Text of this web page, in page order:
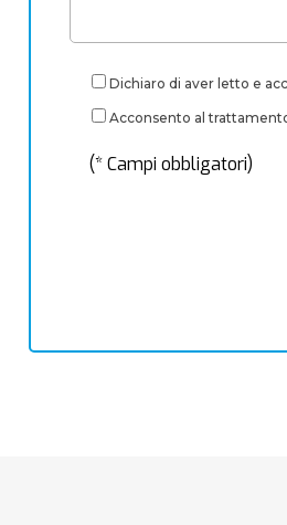
Dichiaro di aver letto e
Acconsento al
(* Campi obbligatori)